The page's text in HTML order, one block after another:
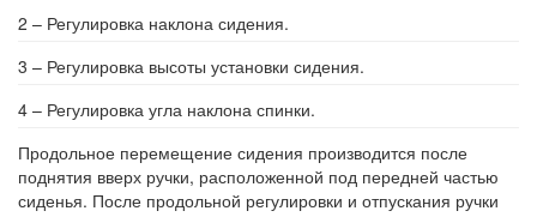
2 – Регулировка наклона сидения.
3 – Регулировка высоты установки сидения.
4 – Регулировка угла наклона спинки.
Продольное перемещение сидения производится после
поднятия вверх ручки, расположенной под передней частью
сиденья. После продольной регулировки и отпускания ручки